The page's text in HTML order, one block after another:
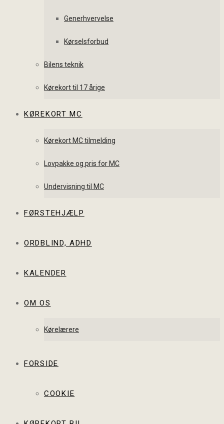
Generhvervelse
Kørselsforbud
Bilens teknik
Kørekort til 17 årige
KØREKORT MC
Kørekort MC tilmelding
Lovpakke og pris for MC
Undervisning til MC
FØRSTEHJÆLP
ORDBLIND, ADHD
KALENDER
OM OS
Kørelærere
FORSIDE
COOKIE